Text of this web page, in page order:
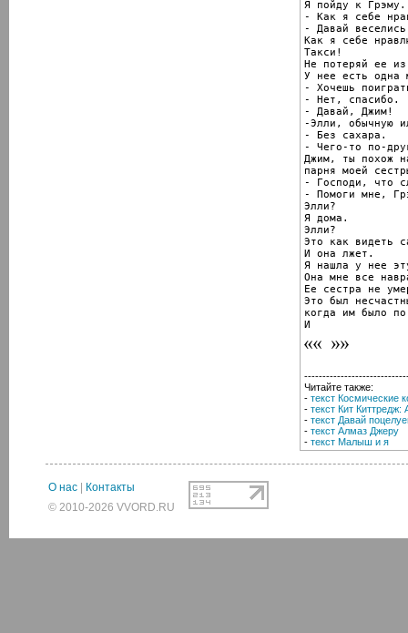
Я пойду к Грэму.
- Как я себе
- Давай
Как я себе
Такси!
Не потеряй ее
У нее есть одна
- Хочешь
- Нет, спасибо.
- Давай, Джим!
-Элли, обычную
- Без сахара.
- Чего-то по-
Джим, ты похож
парня моей
- Господи, что
- Помоги мне,
Элли?
Я дома.
Элли?
Это как видеть
И она лжет.
Я нашла у нее
Она мне все
Ее сестра не
Это был
когда им было
И
Читайте также:
- текст Космические
- текст Кит Киттредж:
- текст Давай
- текст Алмаз Джеру
- текст Малыш и я
О нас
Контакты
© 2010-2026 VVORD.RU